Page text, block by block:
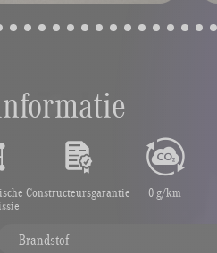
Constructeursgarantie 0 g/km
Brandstof